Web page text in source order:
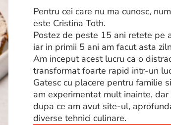
Pentru cei care nu ma cunosc,
este Cristina Toth.
Postez de peste 15 ani retete pe
iar in primii 5 ani am facut asta
Am inceput acest lucru ca o
transformat foarte rapid intr-un
Gatesc cu placere pentru familie
am experimentat mult inainte, dar
dupa ce am avut site-ul,
diverse tehnici culinare.